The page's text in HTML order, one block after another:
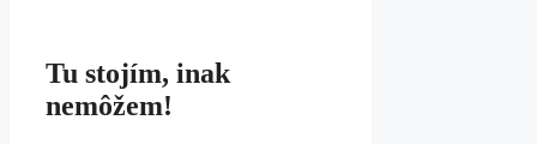
Tu stojím, inak
nemôžem!